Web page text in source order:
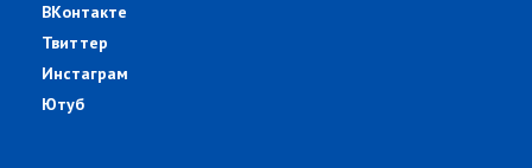
ВКонтакте
Твиттер
Инстаграм
Ютуб